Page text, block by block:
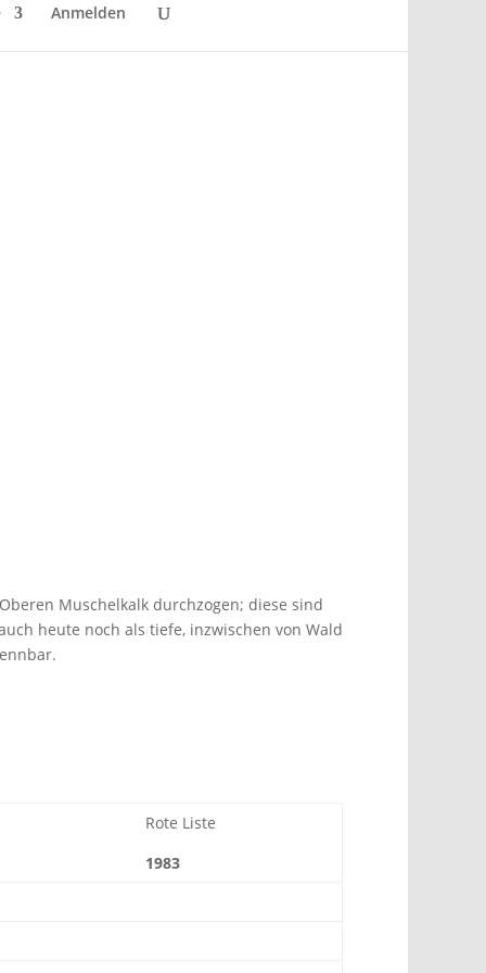
Anmelden
Muschelkalk durchzogen; diese sind
heute noch als tiefe, inzwischen von Wald
Rote Liste
1983